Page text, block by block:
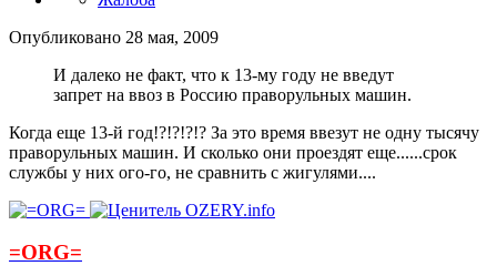
Опубликовано 28 мая, 2009
И далеко не факт, что к 13-му году не введут
запрет на ввоз в Россию праворульных машин.
Когда еще 13-й год!?!?!?!? За это время ввезут не одну тысячу
праворульных машин. И сколько они проездят еще......срок
службы у них ого-го, не сравнить с жигулями....
=ORG=